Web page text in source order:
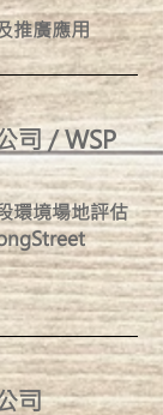
推廣應用
司 / WSP
環境場地評估
司